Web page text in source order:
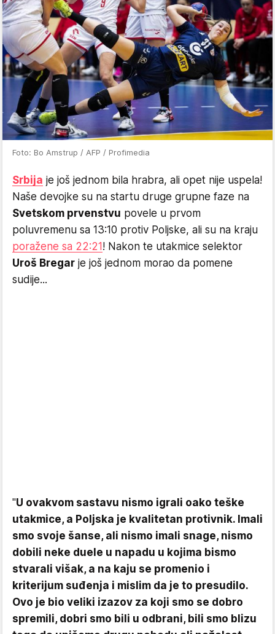
Foto: Bo Amstrup / AFP / Profimedia
Srbija je još jednom bila hrabra, ali opet nije uspela!
Naše devojke su na startu druge grupne faze na
Svetskom prvenstvu povele u prvom
poluvremenu sa 13:10 protiv Poljske, ali su na kraju
poražene sa 22:21 ! Nakon te utakmice selektor
Uroš Bregar je još jednom morao da pomene
sudije...
"U ovakvom sastavu nismo igrali oako teške
utakmice, a Poljska je kvalitetan protivnik. Imali
smo svoje šanse, ali nismo imali snage, nismo
dobili neke duele u napadu u kojima bismo
stvarali višak, a na kaju se promenio i
kriterijum suđenja i mislim da je to presudilo.
Ovo je bio veliki izazov za koji smo se dobro
spremili, dobri smo bili u odbrani, bili smo blizu